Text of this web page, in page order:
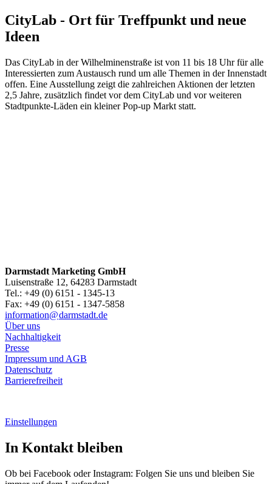
CityLab - Ort für Treffpunkt und neue
Ideen
Das CityLab in der Wilhelminenstraße ist von 11 bis 18 Uhr für alle
Interessierten zum Austausch rund um alle Themen in der Innenstadt
offen. Eine Ausstellung zeigt die zahlreichen Aktionen der letzten
2,5 Jahre, zusätzlich findet vor dem CityLab und vor weiteren
Stadtpunkte-Läden ein kleiner Pop-up Markt statt.
Darmstadt Marketing GmbH
Luisenstraße 12, 64283 Darmstadt
Tel.: +49 (0) 6151 - 1345-13
Fax: +49 (0) 6151 - 1347-5858
information@darmstadt.de
Über uns
Nachhaltigkeit
Presse
Impressum und AGB
Datenschutz
Barrierefreiheit
Einstellungen
In Kontakt bleiben
Ob bei Facebook oder Instagram: Folgen Sie uns und bleiben Sie